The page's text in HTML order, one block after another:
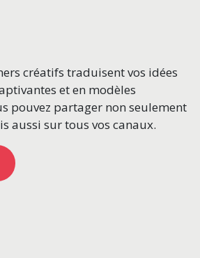
créatifs traduisent vos idées
et en modèles
pouvez partager non seulement
aussi sur tous vos canaux.